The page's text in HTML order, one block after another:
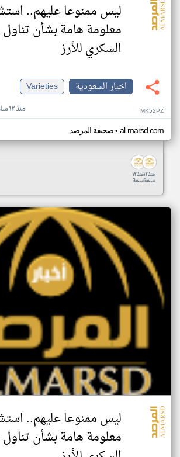
ليس ممنوعا عليهم..
معلومة هامة بشأن
السكري للأرز
اخبار السعودية
Varieties
منذ ١٢ ساعة MK52PZ
صحيفة المرصد• al-marsd.com
منذ ١٢
ساعة
منذ ١٢
ساعة
ليس ممنوعا عليهم..
معلومة هامة بشأن